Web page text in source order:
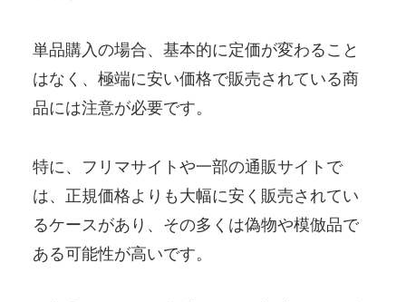
単品購入の場合、基本的に定価が変わること
はなく、極端に安い価格で販売されている商
品には注意が必要です。
特に、フリマサイトや一部の通販サイトで
は、正規価格よりも大幅に安く販売されてい
るケースがあり、その多くは偽物や模倣品で
ある可能性が高いです。